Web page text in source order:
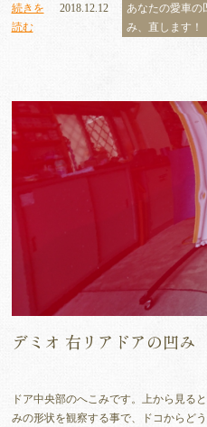
続きを
読む
2018.12.12
あなたの愛車の
み、直します！
デミオ 右リアドアの凹み
ドア中央部のへこみです。上から見る
みの形状を観察する事で、ドコからど